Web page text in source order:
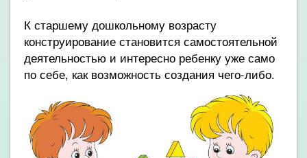
К старшему дошкольному возрасту
конструирование становится самостоятельной
деятельностью и интересно ребенку уже само
по себе, как возможность создания чего-либо.